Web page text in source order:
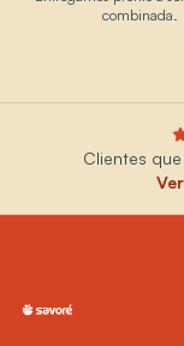
combinada.
Clientes